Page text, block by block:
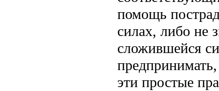
помощь
силах, либо не
сложившейся
эти простые